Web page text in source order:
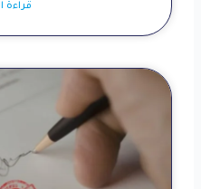
قراءة